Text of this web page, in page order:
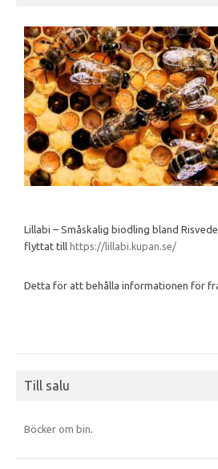
Lillabi – Småskalig biodling bland
flyttat till https://lillabi.kupan.se/
Detta för att behålla informationen för
Till salu
Böcker om bin.